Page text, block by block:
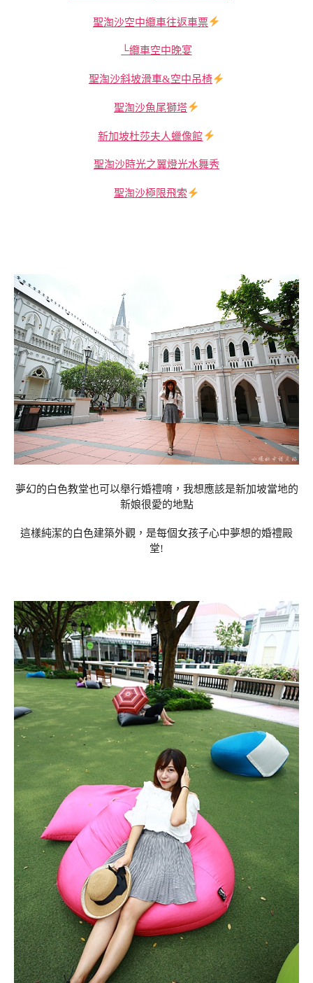
聖淘沙空中纜車往返車票
└纜車空中晚宴
聖淘沙斜坡滑車&空中吊椅
聖淘沙魚尾獅塔
新加坡杜莎夫人蠟像館
聖淘沙時光之翼燈光水舞秀
聖淘沙極限飛索
夢幻的白色教堂也可以舉行婚禮唷，我想應該是新加坡當地的
新娘很愛的地點
這樣純潔的白色建築外觀，是每個女孩子心中夢想的婚禮殿
堂!